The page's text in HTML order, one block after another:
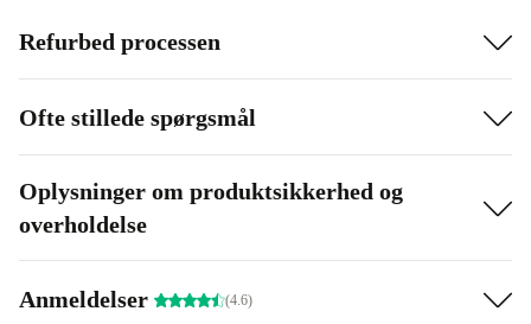
Professionelt tjekket og rengjort
gør det let at komme i gang med det samme
ressourcer 🌱
Kompakt design
Din refurbished Nintendo 64 lever op til nutidens krav
Refurbed processen
Ofte stillede spørgsmål
Oplysninger om produktsikkerhed og
overholdelse
Anmeldelser (4.6)